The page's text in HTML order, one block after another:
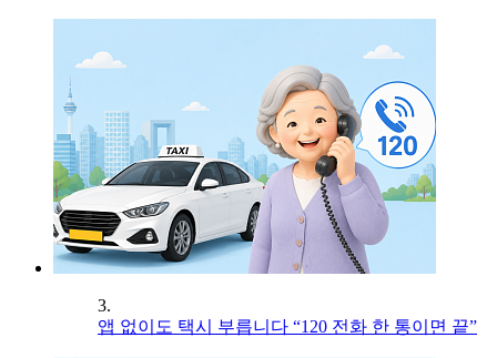
3.
앱 없이도 택시 부릅니다 “120 전화 한 통이면 끝”